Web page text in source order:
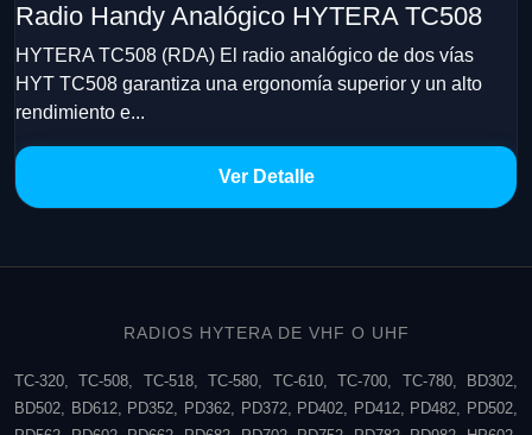
Radio Handy Analógico HYTERA TC508
HYTERA TC508 (RDA) El radio analógico de dos vías
HYT TC508 garantiza una ergonomía superior y un alto
rendimiento e...
Ver Detalle
RADIOS HYTERA DE VHF O UHF
TC-320, TC-508, TC-518, TC-580, TC-610, TC-700, TC-780, BD302,
BD502, BD612, PD352, PD362, PD372, PD402, PD412, PD482, PD502,